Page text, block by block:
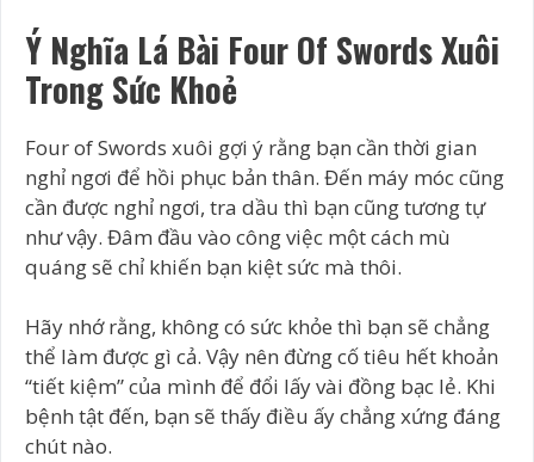
Ý Nghĩa Lá Bài Four Of Swords Xuôi
Trong Sức Khoẻ
Four of Swords xuôi gợi ý rằng bạn cần thời gian
nghỉ ngơi để hồi phục bản thân. Đến máy móc cũng
cần được nghỉ ngơi, tra dầu thì bạn cũng tương tự
như vậy. Đâm đầu vào công việc một cách mù
quáng sẽ chỉ khiến bạn kiệt sức mà thôi.
Hãy nhớ rằng, không có sức khỏe thì bạn sẽ chẳng
thể làm được gì cả. Vậy nên đừng cố tiêu hết khoản
“tiết kiệm” của mình để đổi lấy vài đồng bạc lẻ. Khi
bệnh tật đến, bạn sẽ thấy điều ấy chẳng xứng đáng
chút nào.